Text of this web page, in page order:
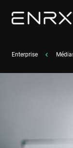
Enterprise